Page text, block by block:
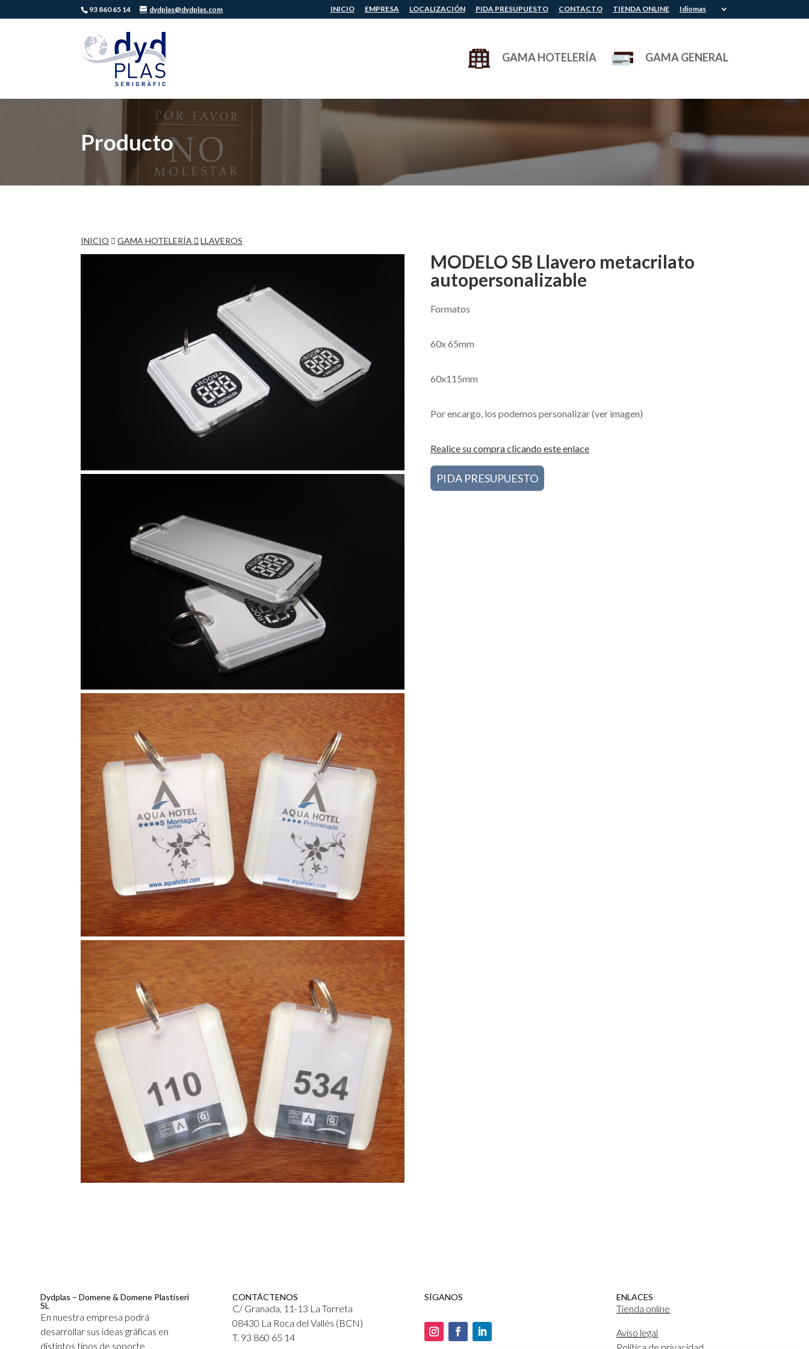
93 860 65 14 dydplas@dydplas.com INICIO EMPRESA LOCALIZACIÓN PIDA PRESUPUESTO CONTACTO TIENDA ONLINE Idiomas
GAMA HOTELERÍA GAMA GENERAL
Producto
INICIO GAMA HOTELERÍA LLAVEROS
MODELO SB Llavero metacrilato
autopersonalizable
Formatos
60x 65mm
60x115mm
Por encargo, los podemos personalizar (ver imagen)
Realice su compra clicando este enlace
PIDA PRESUPUESTO
Dydplas – Domene & Domene Plastiseri
SL
En nuestra empresa podrá
desarrollar sus ideas gráficas en
distintos tipos de soporte
CONTÁCTENOS
C/ Granada, 11-13 La Torreta
08430 La Roca del Vallès (BCN)
T. 93 860 65 14
SÍGANOS ENLACES
Tienda online
Aviso legal